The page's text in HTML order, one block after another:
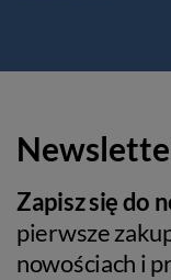
Zapisz się do
pierwsze
nowościach i